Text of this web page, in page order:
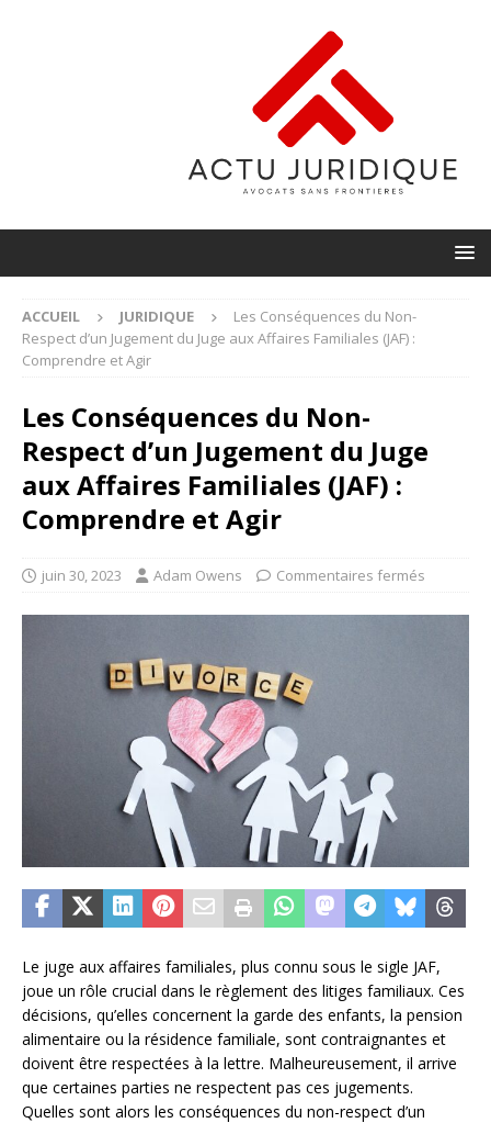
ACCUEIL JURIDIQUE
Les Conséquences du Non-
Respect d’un Jugement du Juge aux Affaires Familiales (JAF) :
Comprendre et Agir
Les Conséquences du Non-
Respect d’un Jugement du Juge
aux Affaires Familiales (JAF) :
Comprendre et Agir
juin 30, 2023 Adam Owens Commentaires fermés
Le juge aux affaires familiales, plus connu sous le sigle JAF,
joue un rôle crucial dans le règlement des litiges familiaux. Ces
décisions, qu’elles concernent la garde des enfants, la pension
alimentaire ou la résidence familiale, sont contraignantes et
doivent être respectées à la lettre. Malheureusement, il arrive
que certaines parties ne respectent pas ces jugements.
Quelles sont alors les conséquences du non-respect d’un